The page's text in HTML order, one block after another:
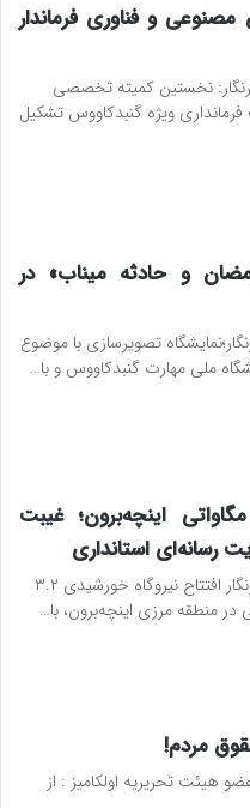
و فناوری فرماندار
نخستین کمیته تخصصی
ویژه گنبدکاووس تشکیل
و حادثه میناب» در
تصویرسازی با موضوع
ملی مهارت گنبدکاووس و با…
افتتاح نیروگاه خورشیدی ۳.۲ مگاواتی اینچه‌برون؛ غیبت
رسانه‌ای استانداری
پایگاه خبری اولکامیز-درنه صفائی برج:خبرنگار افتتاح نیروگاه خورشیدی ۳.۲
مردم!
هیئت تحریریه اولکامیز : از